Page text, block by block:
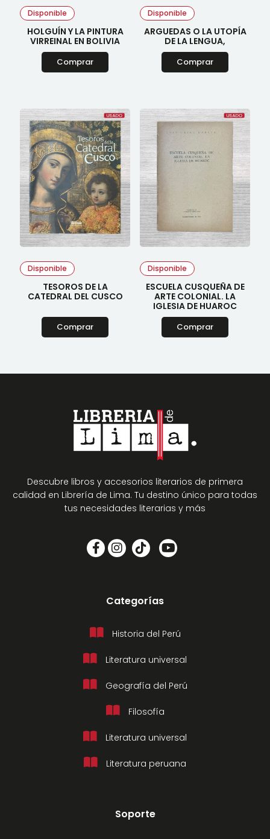
Disponible
HOLGUÍN Y LA PINTURA
VIRREINAL EN BOLIVIA
Comprar
Disponible
ARGUEDAS O LA UTOPÍA
DE LA LENGUA,
Comprar
Disponible
TESOROS DE LA
CATEDRAL DEL CUSCO
Comprar
Disponible
ESCUELA CUSQUEÑA DE
ARTE COLONIAL. LA
IGLESIA DE HUAROC
Comprar
Descubre libros y accesorios literarios de primera
calidad en Librería de Lima. Tu destino único para todas
tus necesidades literarias y más
Categorías
Historia del Perú
Literatura universal
Geografía del Perú
Filosofía
Literatura universal
Literatura peruana
Soporte